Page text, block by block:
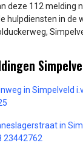
deze 112 melding
hulpdiensten in de
in Simpelveld
in
23442762